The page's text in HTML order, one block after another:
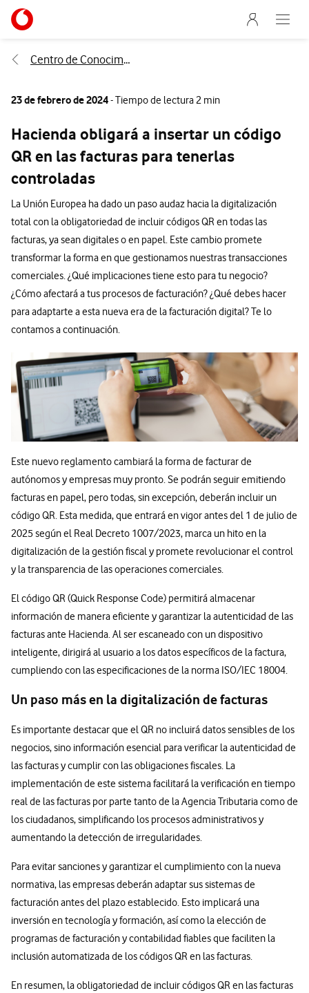
Ir a la pagina principal de vodafone.es
Menu
Abre
Centro de Conocimiento
23 de febrero de 2024- Tiempo de lectura 2 min
Hacienda obligará a insertar un código
QR en las facturas para tenerlas
controladas
La Unión Europea ha dado un paso audaz hacia la digitalización
total con la obligatoriedad de incluir códigos QR en todas las
facturas, ya sean digitales o en papel. Este cambio promete
transformar la forma en que gestionamos nuestras transacciones
comerciales. ¿Qué implicaciones tiene esto para tu negocio?
¿Cómo afectará a tus procesos de facturación? ¿Qué debes hacer
para adaptarte a esta nueva era de la facturación digital? Te lo
contamos a continuación.
Este nuevo reglamento cambiará la forma de facturar de
autónomos y empresas muy pronto. Se podrán seguir emitiendo
facturas en papel, pero todas, sin excepción, deberán incluir un
código QR. Esta medida, que entrará en vigor antes del 1 de julio de
2025 según el Real Decreto 1007/2023, marca un hito en la
digitalización de la gestión fiscal y promete revolucionar el control
y la transparencia de las operaciones comerciales.
El código QR (Quick Response Code) permitirá almacenar
información de manera eficiente y garantizar la autenticidad de las
facturas ante Hacienda. Al ser escaneado con un dispositivo
inteligente, dirigirá al usuario a los datos específicos de la factura,
cumpliendo con las especificaciones de la norma ISO/IEC 18004.
Un paso más en la digitalización de facturas
Es importante destacar que el QR no incluirá datos sensibles de los
negocios, sino información esencial para verificar la autenticidad de
las facturas y cumplir con las obligaciones fiscales. La
implementación de este sistema facilitará la verificación en tiempo
real de las facturas por parte tanto de la Agencia Tributaria como de
los ciudadanos, simplificando los procesos administrativos y
aumentando la detección de irregularidades.
Para evitar sanciones y garantizar el cumplimiento con la nueva
normativa, las empresas deberán adaptar sus sistemas de
facturación antes del plazo establecido. Esto implicará una
inversión en tecnología y formación, así como la elección de
programas de facturación y contabilidad fiables que faciliten la
inclusión automatizada de los códigos QR en las facturas.
En resumen, la obligatoriedad de incluir códigos QR en las facturas